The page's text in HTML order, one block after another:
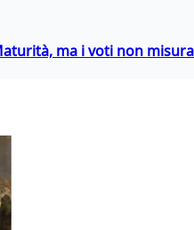
ma i voti non